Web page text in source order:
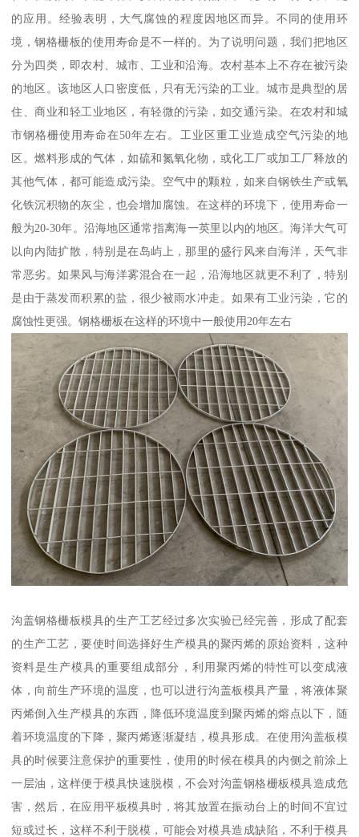
的应用。经验表明，大气腐蚀的程度因地区而异。不同的使用环
境，钢格栅板的使用寿命是不一样的。为了说明问题，我们把地区
分为四类，即农村、城市、工业和沿海。农村基本上不存在被污染
的地区。该地区人口密度低，只有无污染的工业。城市是典型的居
住、商业和轻工业地区，有轻微的污染，如交通污染。在农村和城
市钢格栅使用寿命在50年左右。工业区重工业造成空气污染的地
区。燃料形成的气体，如硫和氮氧化物，或化工厂或加工厂释放的
其他气体，都可能造成污染。空气中的颗粒，如来自钢铁生产或氧
化铁沉积物的灰尘，也会增加腐蚀。在这样的环境下，使用寿命一
般为20-30年。沿海地区通常指离海一英里以内的地区。海洋大气可
以向内陆扩散，特别是在岛屿上，那里的盛行风来自海洋，天气非
常恶劣。如果风与海洋雾混合在一起，沿海地区就更不利了，特别
是由于蒸发而积累的盐，很少被雨水冲走。如果有工业污染，它的
腐蚀性更强。钢格栅板在这样的环境中一般使用20年左右
沟盖钢格栅板模具的生产工艺经过多次实验已经完善，形成了配套
的生产工艺，要使时间选择好生产模具的聚丙烯的原始资料，这种
资料是生产模具的重要组成部分，利用聚丙烯的特性可以变成液
体，向前生产环境的温度，也可以进行沟盖板模具产量，将液体聚
丙烯倒入生产模具的东西，降低环境温度到聚丙烯的熔点以下，随
着环境温度的下降，聚丙烯逐渐凝结，模具形成。在使用沟盖板模
具的时候要注意保护的重要性，使用的时候在模具的内侧之前涂上
一层油，这样便于模具快速脱模，不会对沟盖钢格栅板模具造成危
害，然后，在应用平板模具时，将其放置在振动台上的时间不宜过
短或过长，这样不利于脱模，可能会对模具造成缺陷，不利于模具